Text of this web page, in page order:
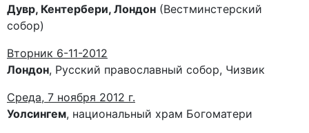
Дувр, Кентербери, Лондон (Вестминстерский
собор)
Вторник 6-11-2012
Лондон, Русский православный собор, Чизвик
Среда, 7 ноября 2012 г.
Уолсингем, национальный храм Богоматери